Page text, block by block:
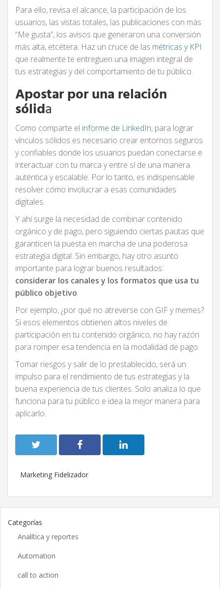
Para ello, revisa el alcance, la participación de los
usuarios, las vistas totales, las publicaciones con más
“Me gusta”, los avisos que generaron una conversión
más alta, etcétera. Haz un cruce de las métricas y KPI
que realmente te entreguen una imagen integral de
tus estrategias y del comportamiento de tu público.
Apostar por una relación
sólida
Como comparte el informe de LinkedIn, para lograr
vínculos sólidos es necesario crear entornos seguros
y confiables donde los usuarios puedan conectarse e
interactuar con tu marca y entre sí de una manera
auténtica y escalable. Por lo tanto, es indispensable
resolver cómo involucrar a esas comunidades
digitales.
Y ahí surge la necesidad de combinar contenido
orgánico y de pago, pero siguiendo ciertas pautas que
garanticen la puesta en marcha de una poderosa
estrategia digital. Sin embargo, hay otro asunto
importante para lograr buenos resultados:
considerar los canales y los formatos que usa tu
público objetivo.
Por ejemplo, ¿por qué no atreverse con GIF y memes?
Si esos elementos obtienen altos niveles de
participación en tu contenido orgánico, no hay razón
para romper esa tendencia en la modalidad de pago.
Tomar riesgos y salir de lo prestablecido, será un
impulso para el rendimiento de tus estrategias y la
buena experiencia de tus clientes. Solo analiza lo que
funciona para tu público e idea la mejor manera para
aplicarlo.
Marketing Fidelizador
Categorías
Analítica y reportes
Automation
call to action